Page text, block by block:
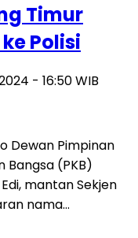
Timur
Polisi
- 16:50 WIB
Dewan Pimpinan
Bangsa (PKB)
mantan Sekjen
nama…